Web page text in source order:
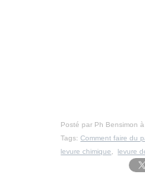
Posté par Ph Bensimon
Tags:Comment faire du
levure chimique
,levure